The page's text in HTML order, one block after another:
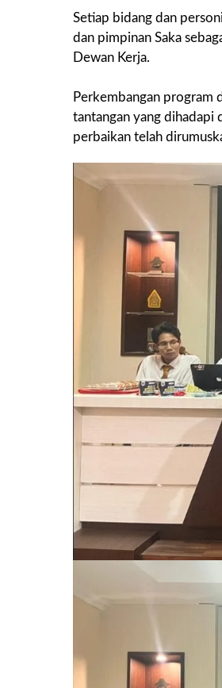
Setiap bidang dan
dan pimpinan Saka
Dewan Kerja.
Perkembangan program
tantangan yang dihadapi
perbaikan telah